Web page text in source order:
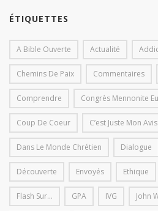
ÉTIQUETTES
A Bible Ouverte Actualité
Chemins De Paix Commentaires
Comprendre Congrès Mennonite
Coup De Coeur C’est Juste Mon Avis
Dans Le Monde Chrétien Dialogue
Découverte Envoyés Ethique
Flash Sur... GPA IVG John